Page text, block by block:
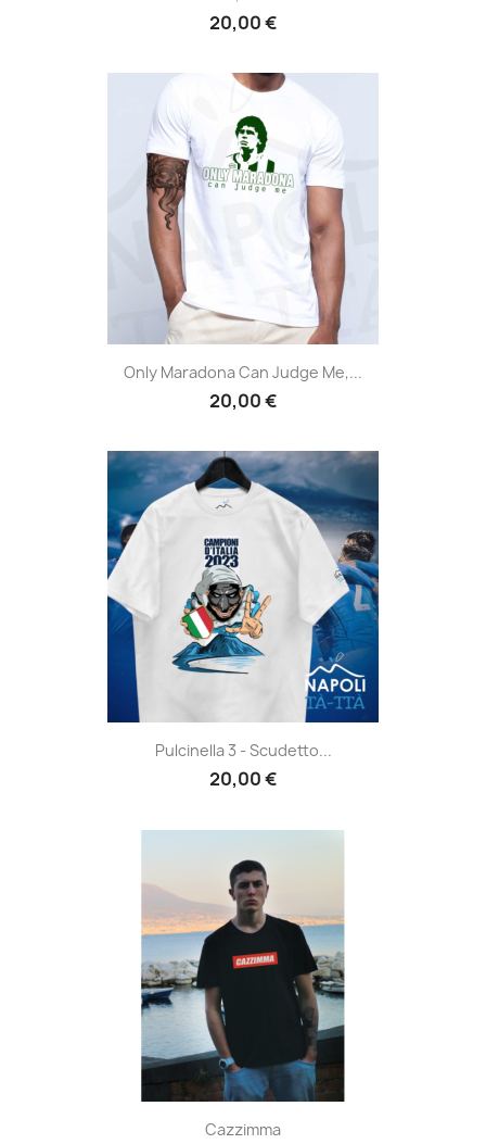
20,00 €
Only Maradona Can Judge Me,...
20,00 €
Pulcinella 3 - Scudetto...
20,00 €
Cazzimma